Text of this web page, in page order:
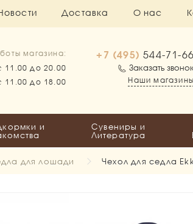
Доставка О нас
магазина:
11.00 до 20.00
11.00 до 18.00
+7 (495) 544-71-66
Заказать звонок
Наши магазины
и
Сувениры и
Литература
для лошади Чехол для седла